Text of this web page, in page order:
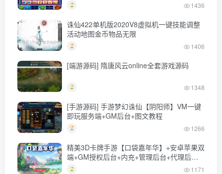
1436
诛仙422单机版2020V8虚拟机一键技能调整
活动地图金币物品无限
1406
[端游源码] 隋唐风云online全套游戏源码
1348
[手游源码] 手游梦幻诛仙【阴阳师】VM一键
即玩服务端+GM后台+图文教程
1266
精美3D卡牌手游【口袋嘉年华】+安卓苹果双
端+GM授权后台+内充+管理后台+代理后台
+Linux一键全自动搭建脚本+Linux手工服务
1171